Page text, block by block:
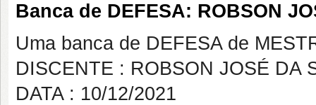
Banca de DEFESA: ROBSON
Uma banca de DEFESA de
DISCENTE : ROBSON JOSÉ DA
DATA : 10/12/2021